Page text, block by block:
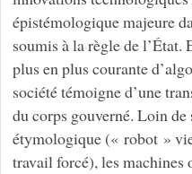
épistémologique majeure
soumis à la règle de
plus en plus courante
société témoigne d’une
du corps gouverné. Loin de
étymologique (« robot »
travail forcé), les machines